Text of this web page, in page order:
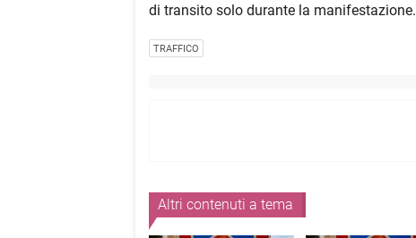
di transito solo durante la manifestazione.
TRAFFICO
Altri contenuti a tema